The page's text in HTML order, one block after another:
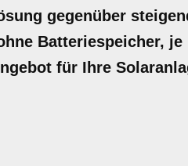
gegenüber
Batteriespeicher, je
für Ihre